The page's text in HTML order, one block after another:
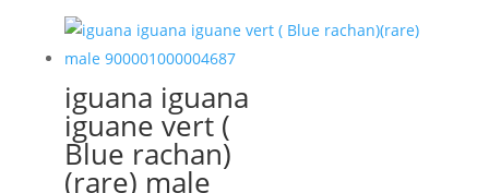
iguana iguana
iguane vert (
Blue rachan)
(rare) male